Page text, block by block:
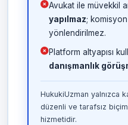
Avukat ile müvekkil
yapılmaz; komisyon
yönlendirilmez.
Platform altyapısı
danışmanlık
HukukiUzman yalnızca
düzenli ve tarafsız
hizmetidir.